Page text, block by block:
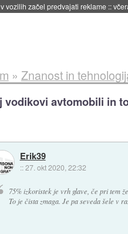
vozilih začel predvajati reklame ::
» Znanost in
vodikovi avtomobili in
Erik39
::27. okt 2020, 22:32
75% izkoristek je vrh glave, če pri tem
To je čista zmaga. Je pa seveda šele v